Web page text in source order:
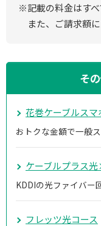
※記載の料金はすべ
また、ご請求額
そ
花巻ケーブルスマ
おトクな金額で一般
ケーブルプラス
KDDIの光ファイバー
フレッツ光コース